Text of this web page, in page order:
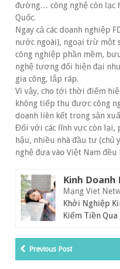
đường… công nghệ còn lạc
Quốc.
Ngay cả các doanh nghiệp
nước ngoài), ngoại trừ một
công nghiệp phần mềm,
nghệ tương đối hiện đại
gia công, lắp ráp.
Vì vậy, cho tới thời điểm
không tiếp thu được công
doanh liên kết trong sản
Đối với các lĩnh vực còn lại,
hậu, nhiều nhà đầu tư (chủ
nghệ đưa vào Việt Nam
Kinh Doanh
Mạng Viet
Khởi Nghiệp
Kiếm Tiền Qua
Previous Post